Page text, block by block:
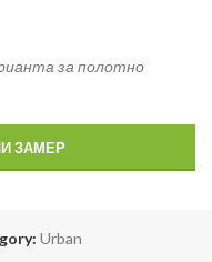
за полотно
ЗАМЕР
Urban